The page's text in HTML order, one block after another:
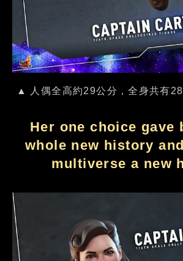
▲ 人偶全高約29公分，全身共有
Her one choice gave
whole new history
multiverse a new